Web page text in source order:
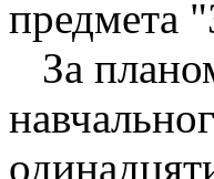
предмета
За